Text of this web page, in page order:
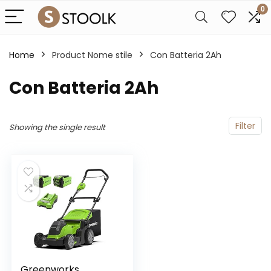
0
Home Product Nome stile Con Batteria 2Ah
Con Batteria 2Ah
Filter
Showing the single result